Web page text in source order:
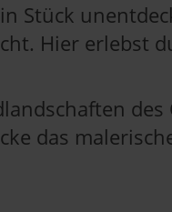
Stück
Hier erlebst
des
das